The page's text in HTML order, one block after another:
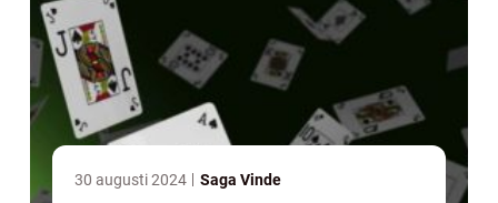
30 augusti 2024 Saga Vinde